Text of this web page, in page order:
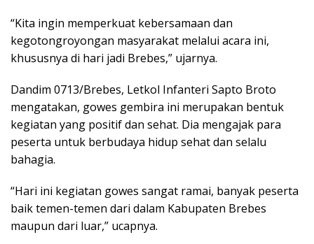
“Kita ingin memperkuat kebersamaan dan
kegotongroyongan masyarakat melalui acara ini,
khususnya di hari jadi Brebes,” ujarnya.
Dandim 0713/Brebes, Letkol Infanteri Sapto Broto
mengatakan, gowes gembira ini merupakan bentuk
kegiatan yang positif dan sehat. Dia mengajak para
peserta untuk berbudaya hidup sehat dan selalu
bahagia.
“Hari ini kegiatan gowes sangat ramai, banyak peserta
baik temen-temen dari dalam Kabupaten Brebes
maupun dari luar,” ucapnya.